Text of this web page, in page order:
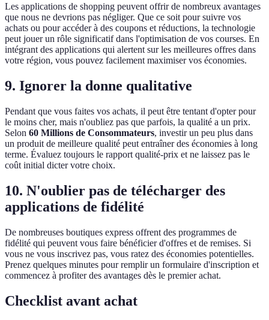
Les applications de shopping peuvent offrir de nombreux avantages
que nous ne devrions pas négliger. Que ce soit pour suivre vos
achats ou pour accéder à des coupons et réductions, la technologie
peut jouer un rôle significatif dans l'optimisation de vos courses. En
intégrant des applications qui alertent sur les meilleures offres dans
votre région, vous pouvez facilement maximiser vos économies.
9. Ignorer la donne qualitative
Pendant que vous faites vos achats, il peut être tentant d'opter pour
le moins cher, mais n'oubliez pas que parfois, la qualité a un prix.
Selon 60 Millions de Consommateurs, investir un peu plus dans
un produit de meilleure qualité peut entraîner des économies à long
terme. Évaluez toujours le rapport qualité-prix et ne laissez pas le
coût initial dicter votre choix.
10. N'oublier pas de télécharger des
applications de fidélité
De nombreuses boutiques express offrent des programmes de
fidélité qui peuvent vous faire bénéficier d'offres et de remises. Si
vous ne vous inscrivez pas, vous ratez des économies potentielles.
Prenez quelques minutes pour remplir un formulaire d'inscription et
commencez à profiter des avantages dès le premier achat.
Checklist avant achat